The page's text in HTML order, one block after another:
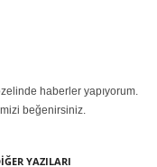
haberler yapıyorum.
beğenirsiniz.
YAZILARI